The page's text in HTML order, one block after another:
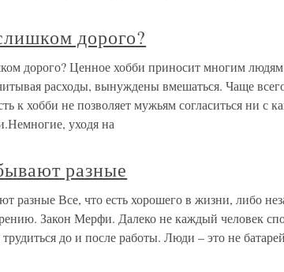
дорого?
дорого? Ценное хобби приносит многим
расходы, вынуждены вмешаться. Чаще всего
к хобби не позволяет мужьям согласиться ни с
уходя на
разные
разные Все, что есть хорошего в жизни, либо
Закон Мерфи. Далеко не каждый человек
трудиться до и после работы. Люди – это не